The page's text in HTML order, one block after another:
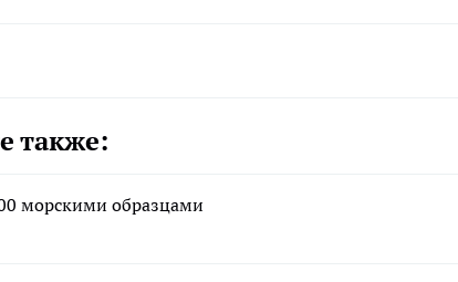
также:
морскими образцами